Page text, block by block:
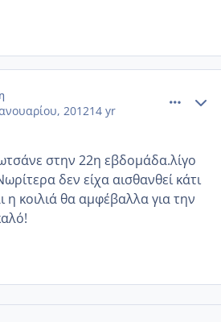
201214 yr
στην 22η εβδομάδα.λίγο
δεν είχα αισθανθεί κάτι
η κοιλιά θα αμφέβαλλα για την